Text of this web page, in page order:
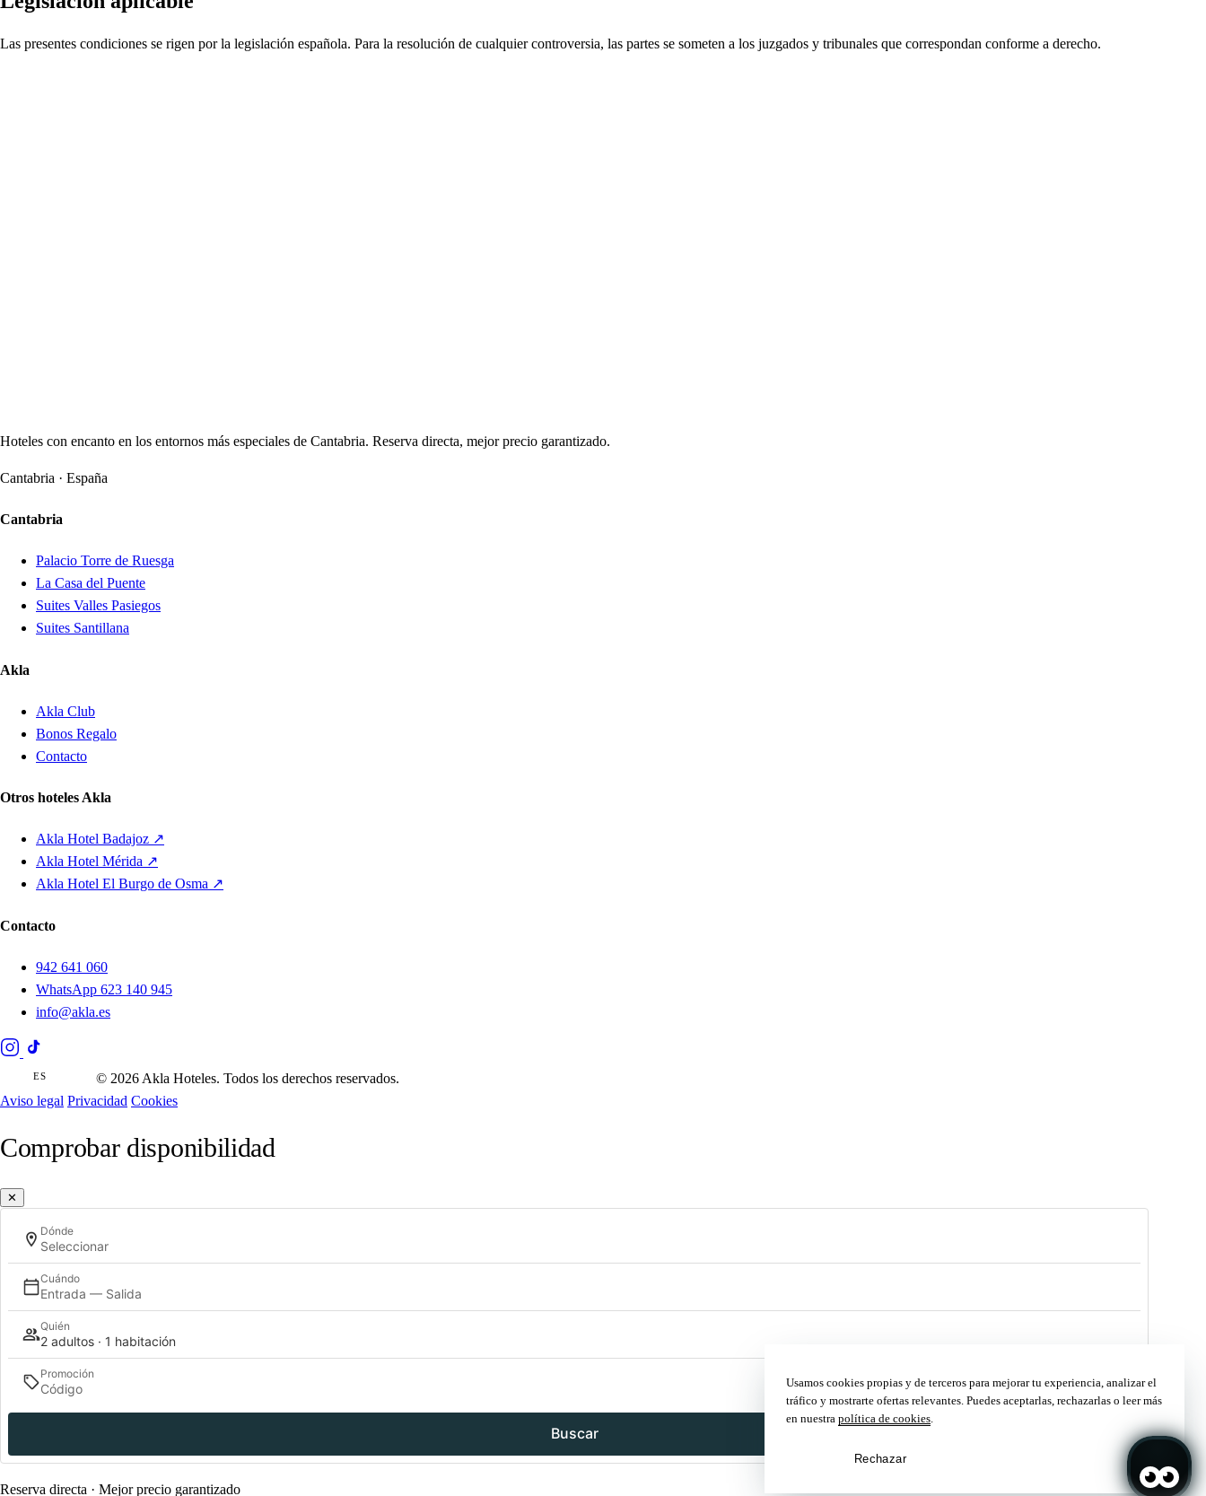
Las presentes condiciones se rigen por la legislación española. Para la resolución de cualquier controversia, las partes se someten a los juzgados y tribunales que correspondan conforme a derecho.
Hoteles con encanto en los entornos más especiales de Cantabria. Reserva directa, mejor precio garantizado.
Cantabria · España
Cantabria
Palacio Torre de Ruesga
La Casa del Puente
Suites Valles Pasiegos
Suites Santillana
Akla
Akla Club
Bonos Regalo
Contacto
Otros hoteles Akla
Akla Hotel Badajoz ↗
Akla Hotel Mérida ↗
Akla Hotel El Burgo de Osma ↗
Contacto
942 641 060
WhatsApp 623 140 945
info@akla.es
ES
© 2026 Akla Hoteles. Todos los derechos reservados.
Aviso legal Privacidad Cookies
Comprobar disponibilidad
✕
Dónde
Seleccionar
Cuándo
Entrada — Salida
Quién
2 adultos · 1 habitación
Promoción
Buscar
Reserva directa · Mejor precio garantizado
Usamos cookies propias y de terceros para mejorar tu experiencia, analizar el
tráfico y mostrarte ofertas relevantes. Puedes aceptarlas, rechazarlas o leer más
en nuestra política de cookies
Rechazar